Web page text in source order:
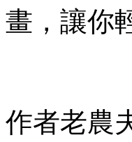
畫，讓你
作者老農